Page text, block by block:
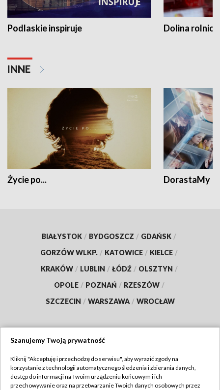
Podlaskie inspiruje Dolina
INNE
Życie po... DorastaMy
BIAŁYSTOK / BYDGOSZCZ / GDAŃSK /
GORZÓW WLKP. / KATOWICE / KIELCE /
KRAKÓW / LUBLIN / ŁÓDŹ / OLSZTYN /
OPOLE / POZNAŃ / RZESZÓW /
SZCZECIN / WARSZAWA / WROCŁAW
TVP
Abonament TVP
Szanujemy Twoją prywatność
Kliknij "Akceptuję i przechodzę do serwisu", aby wyrazić zgody na
korzystanie z technologii automatycznego śledzenia i zbierania danych,
dostęp do informacji na Twoim urządzeniu końcowym i ich
przechowywanie oraz na przetwarzanie Twoich danych osobowych przez